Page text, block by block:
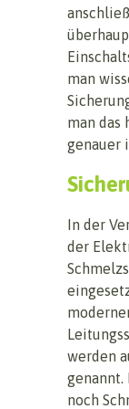
man
man das
genauer
In der
der
werden
genannt.
noch